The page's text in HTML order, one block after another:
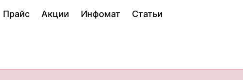
Прайс Акции Инфомат Статьи